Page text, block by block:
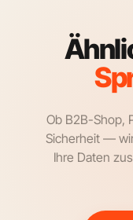
Ob B2B-Shop,
Sicherheit —
Ihre Daten